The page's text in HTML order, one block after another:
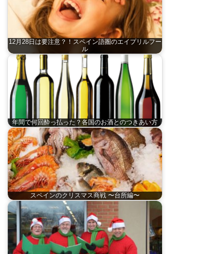
12月28日は要注意？！スペイン語圏のエイプリルフー
ル
年間で何回酔っ払った？各国のお酒とのつきあい方
スペインのクリスマス商戦 〜台所編〜